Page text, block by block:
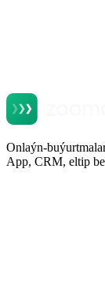
Onlaýn-
App, CRM, eltip